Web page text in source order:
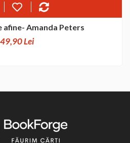
afine- Amanda Peters
49,90 Lei